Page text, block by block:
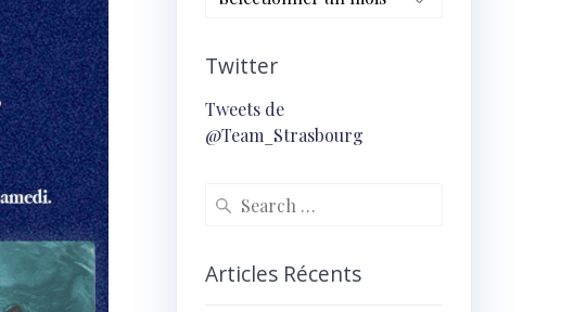
Twitter
Tweets de
@Team_Strasbourg
Search
Articles Récents